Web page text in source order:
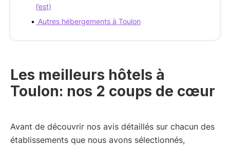
l’est)
Autres hébergements à Toulon
Les meilleurs hôtels à
Toulon: nos 2 coups de cœur
Avant de découvrir nos avis détaillés sur chacun des
établissements que nous avons sélectionnés,